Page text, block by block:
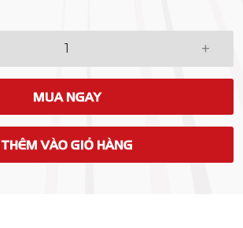
+
MUA NGAY
THÊM VÀO GIỎ HÀNG